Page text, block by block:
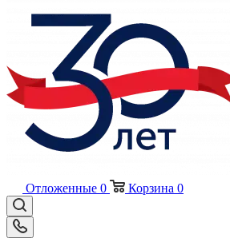
Отложенные 0 Корзина 0